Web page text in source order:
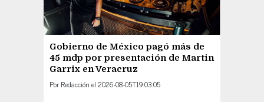
Gobierno de México pagó más de
45 mdp por presentación de Martin
Garrix en Veracruz
Por Redacción el 2026-08-05T19:03:05